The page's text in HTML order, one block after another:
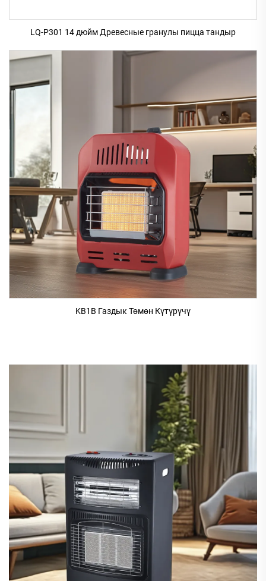
LQ-P301 14 дюйм Древесные гранулы пицца тандыр
KB1B Газдык Төмөн Күтүрүчү